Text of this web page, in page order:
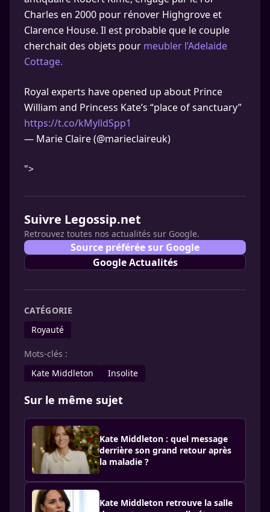
Charles en 2000 pour rénover Highgrove et
Clarence House. Il est probable que le couple
cherchait des objets pour meubler l’Adelaide
Cottage.
Royal experts have opened up about Prince
William and Princess Kate’s “place of sanctuary”
https://t.co/kMylldSpp1
— Marie Claire (@marieclaireuk)
">
Suivre Legossip.net
Retrouvez toutes nos actualités sur Google.
Source préférée sur Google
Google Actualités
CATÉGORIE
Royauté
Mots-clés :
Kate Middleton
Insolite
Sur le même sujet
Kate Middleton : quel message
derrière son grand retour après
la maladie ?
Kate Middleton retrouve la salle